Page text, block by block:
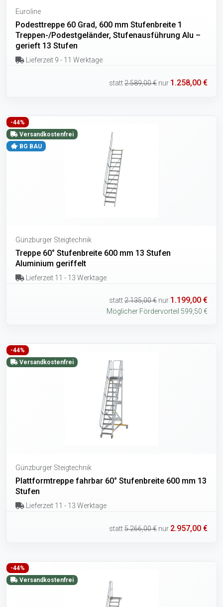
Euroline
Podesttreppe 60 Grad, 600 mm Stufenbreite 1
Treppen-/Podestgeländer, Stufenausführung Alu –
gerieft 13 Stufen
Lieferzeit 9 - 11 Werktage
statt2.589,00 € nur 1.258,00 €
-44%
Versandkostenfrei
BG BAU
Günzburger Steigtechnik
Treppe 60° Stufenbreite 600 mm 13 Stufen
Aluminium geriffelt
Lieferzeit 11 - 13 Werktage
statt2.135,00 € nur 1.199,00 €
Möglicher Fördervorteil 599,50 €
-44%
Versandkostenfrei
Günzburger Steigtechnik
Plattformtreppe fahrbar 60° Stufenbreite 600 mm 13
Stufen
Lieferzeit 11 - 13 Werktage
statt5.266,00 € nur 2.957,00 €
-44%
Versandkostenfrei